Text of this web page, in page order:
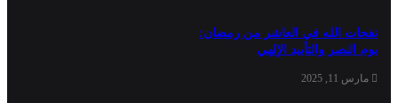
نفحات الله في العاشر من رمضان:
يوم النصر والتأييد الإلهي
مارس 11, 2025